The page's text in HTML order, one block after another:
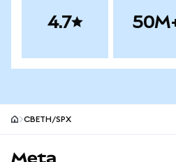
4.7
CBETH/SPX